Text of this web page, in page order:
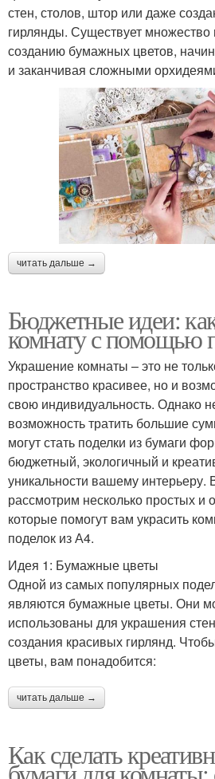
стен, столов, штор или даже
гирлянды. Существует множество
созданию бумажных цветов,
и заканчивая сложными
читать дальше →
Бюджетные идеи:
комнату с помощью
Украшение комнаты – это не
пространство красивее, но и
свою индивидуальность. Однако
возможность тратить большие
могут стать поделки из бумаги
бюджетный, экологичный и
уникальности вашему интерьеру.
рассмотрим несколько простых и
которые помогут вам украсить
поделок из А4.
Идея 1: Бумажные цветы
Одной из самых популярных
являются бумажные цветы. Они
использованы для украшения
создания красивых гирлянд.
цветы, вам понадобится:
читать дальше →
Как сделать